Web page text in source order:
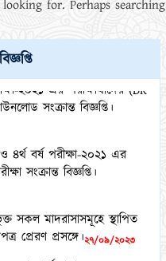
for. Perhaps searching
২০২১ এর পরীক্ষার্থীদের (DR
সংক্রান্ত বিজ্ঞপ্তি।
বর্ষ পরীক্ষা-২০২১ এর
সংক্রান্ত বিজ্ঞপ্তি।
সকল মাদরাসাসমূহে স্থাপিত
প্রেরণ প্রসঙ্গে।২৭/০৯/২০২৩
ও অ্যাওয়ার্ড প্রদান-২০২৩ এর